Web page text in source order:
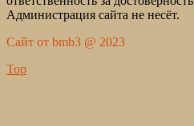
Администрация сайта не несёт.
Сайт от bmb3 @ 2023
Top